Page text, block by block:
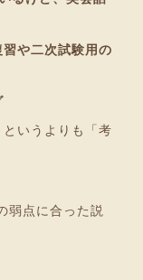
や二次試験用の
いうよりも「考
点に合った説